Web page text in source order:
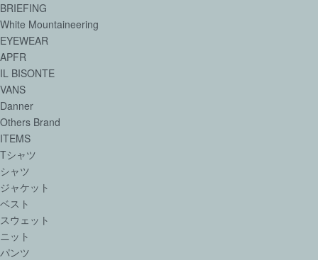
BRIEFING
White Mountaineering
EYEWEAR
APFR
IL BISONTE
VANS
Danner
Others Brand
ITEMS
Tシャツ
シャツ
ジャケット
ベスト
スウェット
ニット
パンツ